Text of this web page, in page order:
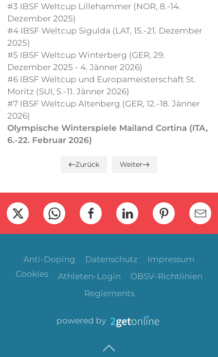
#3 IBSF Weltcup Lillehammer (NOR, 8.-14.
Dezember 2025)
#4 IBSF Weltcup Sigulda (LAT, 15.-21. Dezember
2025)
#5 IBSF Weltcup Winterberg (GER, 29.
Dezember 2025 - 4. Jänner 2026)
#6 IBSF Weltcup und Europameisterschaft St.
Moritz (SUI, 5.-11. Jänner 2026)
#7 IBSF Weltcup Altenberg (GER, 12.-18. Jänner
2026)
Olympische Winterspiele Mailand Cortina (ITA,
6.-22. Februar 2026)
Zurück Weiter
Anti-Doping Datenschutz
Impressum
Cookies
Athleten-Login
ÖBSV-Richtlinien
Reglements
powered by